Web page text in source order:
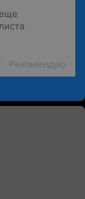
Рекомендую